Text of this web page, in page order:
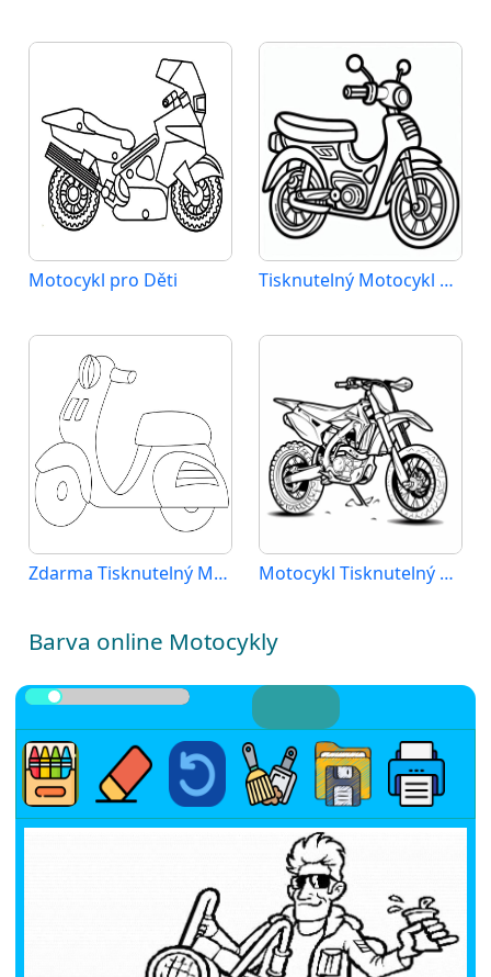
Motocykl pro Děti Tisknutelný Motocykl Obrázek
Zdarma Tisknutelný Motocykl Motocykl Tisknutelný Zdarma
Barva online Motocykly